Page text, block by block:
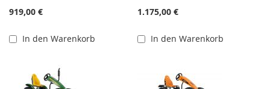
919,00 €
In den Warenkorb
1.175,00 €
In den Warenkorb